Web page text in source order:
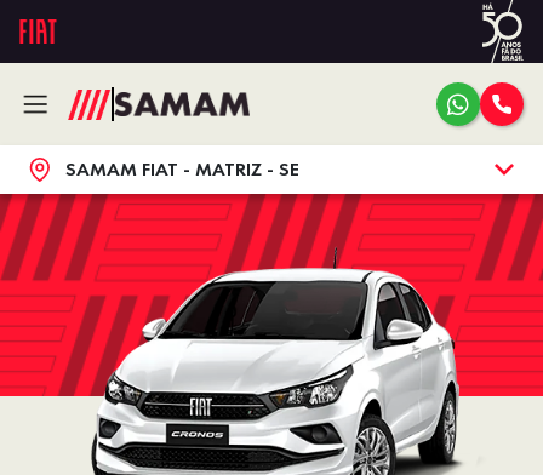
SAMAM FIAT - MATRIZ - SE